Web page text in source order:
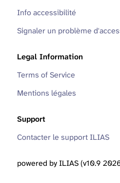
Info accessibilité
Signaler un problème
Legal Information
Terms of Service
Mentions légales
Support
Contacter le support ILIAS
powered by ILIAS (v10.9